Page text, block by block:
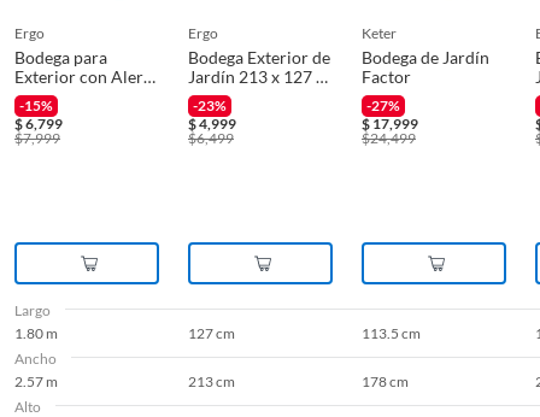
ergo
Bodega para
Exterior con Alero
257 x 142 x 180 cm
-15%
$6,799
$7,999
ergo
Bodega Exterior de
Jardín 213 x 127 x
190 cm
-23%
$4,999
$6,499
keter
Bodega de Jardín
Factor
-27%
$17,999
$24,499
Largo
1.80 m
127 cm 113.5 cm
Ancho
2.57 m
213 cm 178 cm
Alto